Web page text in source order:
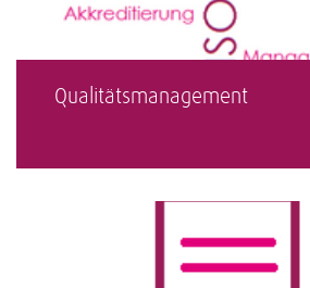
Qualitätsmanagement